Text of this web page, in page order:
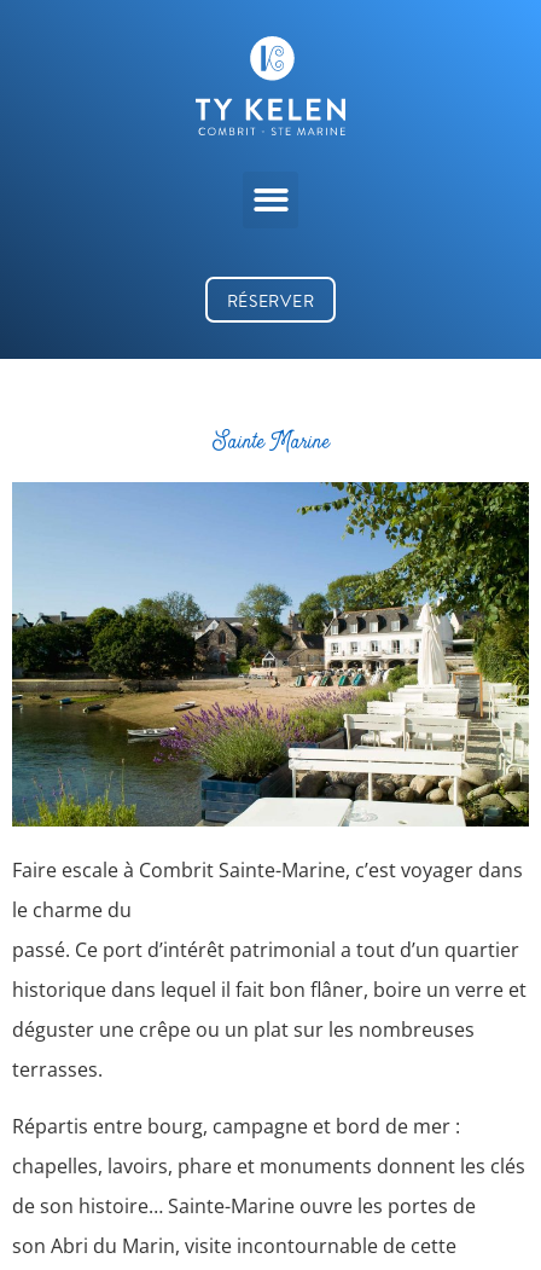
RÉSERVER
Sainte Marine
Faire escale à Combrit Sainte-Marine, c’est voyager dans
le charme du
passé. Ce port d’intérêt patrimonial a tout d’un quartier
historique dans lequel il fait bon flâner, boire un verre et
déguster une crêpe ou un plat sur les nombreuses
terrasses.
Répartis entre bourg, campagne et bord de mer :
chapelles, lavoirs, phare et monuments donnent les clés
de son histoire… Sainte-Marine ouvre les portes de
son Abri du Marin, visite incontournable de cette